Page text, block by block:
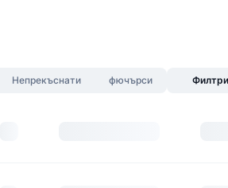
Непрекъснати фючърси Филтри